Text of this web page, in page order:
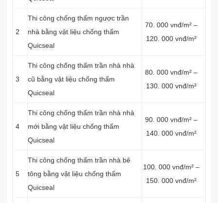
2
Thi công chống thấm ngược trần
nhà bằng vật liệu chống thấm
Quicseal
70. 000 vnđ/m² –
120. 000 vnđ/m²
3
Thi công chống thấm trần nhà nhà
cũ bằng vật liệu chống thấm
Quicseal
80. 000 vnđ/m² –
130. 000 vnđ/m²
4
Thi công chống thấm trần nhà nhà
mới bằng vật liệu chống thấm
Quicseal
90. 000 vnđ/m² –
140. 000 vnđ/m²
5
Thi công chống thấm trần nhà bê
tông bằng vật liệu chống thấm
Quicseal
100. 000 vnđ/m² –
150. 000 vnđ/m²